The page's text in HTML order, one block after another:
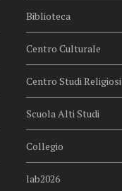
Biblioteca
Centro Culturale
Centro Studi Religiosi
Scuola Alti Studi
Collegio
lab2026